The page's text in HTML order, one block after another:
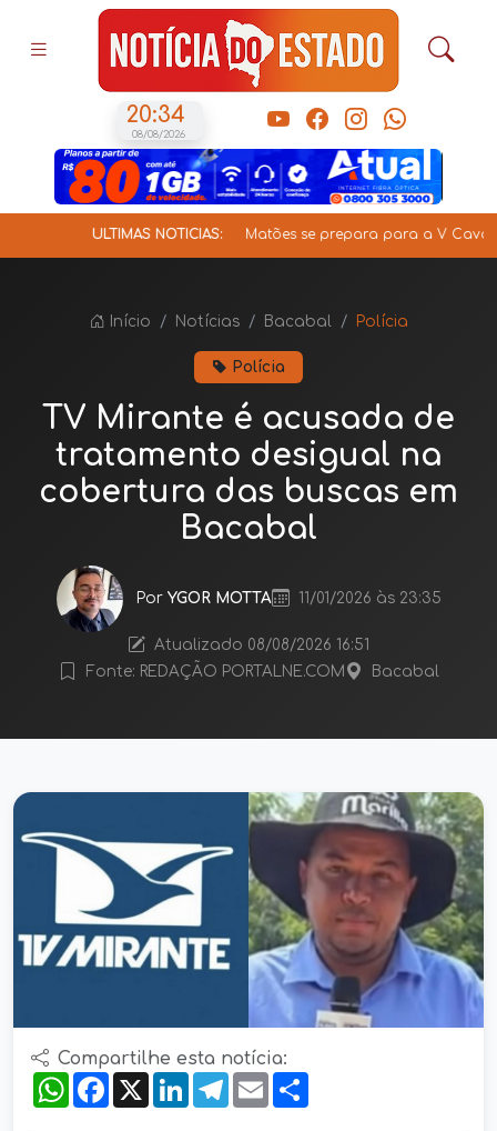
20:34
08/08/2026
ÚLTIMAS NOTÍCIAS: Matões se prepara para a V
Início Notícias Bacabal Polícia
Polícia
TV Mirante é acusada de
tratamento desigual na
cobertura das buscas em
Bacabal
Por YGOR MOTTA 11/01/2026 às 23:35
Atualizado 08/08/2026 16:51
Fonte: REDAÇÃO PORTALNE.COM
Bacabal
Compartilhe esta notícia:
WhatsApp
Facebook
X LinkedInTelegram
Email